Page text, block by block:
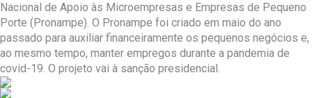
Nacional de Apoio às Microempresas e Empresas de Pequeno
Porte (Pronampe). O Pronampe foi criado em maio do ano
passado para auxiliar financeiramente os pequenos negócios e,
ao mesmo tempo, manter empregos durante a pandemia de
covid-19. O projeto vai à sanção presidencial.